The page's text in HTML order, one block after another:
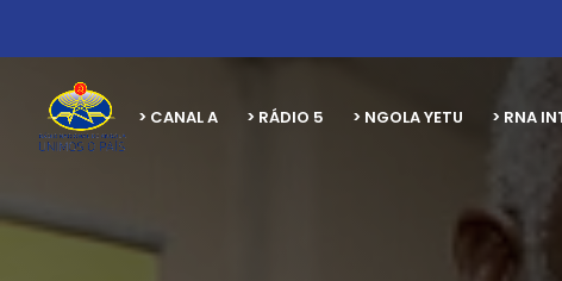
> CANAL A > RÁDIO 5 > NGOLA YETU > RNA